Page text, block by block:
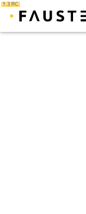
1.3 RC